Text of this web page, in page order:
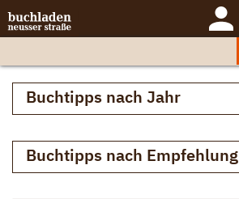
Buchtipps nach Jahr
Buchtipps nach Empfehlung